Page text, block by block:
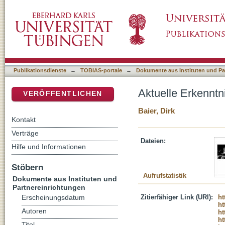
Publikationsdienste → TOBIAS-portale → Dokumente aus Instituten und
Aktuelle
Baier, Dirk
Dateien:
Aufrufstatistik
Zitierfähiger Link (URI):
VERÖFFENTLICHEN
Kontakt
Verträge
Hilfe und Informationen
Stöbern
Dokumente aus Instituten und
Partnereinrichtungen
Erscheinungsdatum
Autoren